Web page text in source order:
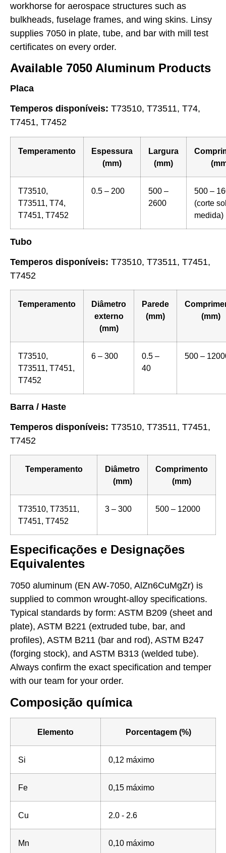
workhorse for aerospace structures such as
bulkheads, fuselage frames, and wing skins. Linsy
supplies 7050 in plate, tube, and bar with mill test
certificates on every order.
Available 7050 Aluminum Products
Placa
Temperos disponíveis: T73510, T73511, T74,
T7451, T7452
Temperamento
Espessura
(mm)
Largura
(mm)
T73510,
T73511, T74,
T7451, T7452
0.5 – 200
500 –
2600
500 –
(corte
medida)
Tubo
Temperos disponíveis: T73510, T73511, T7451,
T7452
Temperamento
Diâmetro
externo
(mm)
Parede
(mm)
(mm)
T73510,
T73511, T7451,
T7452
6 – 300
0.5 –
40
500 –
Barra / Haste
Temperos disponíveis: T73510, T73511, T7451,
T7452
Temperamento
Diâmetro
(mm)
Comprimento
(mm)
T73510, T73511,
T7451, T7452
3 – 300 500 – 12000
Especificações e Designações
Equivalentes
7050 aluminum (EN AW-7050, AlZn6CuMgZr) is
supplied to common wrought-alloy specifications.
Typical standards by form: ASTM B209 (sheet and
plate), ASTM B221 (extruded tube, bar, and
profiles), ASTM B211 (bar and rod), ASTM B247
(forging stock), and ASTM B313 (welded tube).
Always confirm the exact specification and temper
with our team for your order.
Composição química
Elemento Porcentagem (%)
Si 0,12 máximo
Fe 0,15 máximo
Cu 2.0 - 2.6
Mn 0,10 máximo